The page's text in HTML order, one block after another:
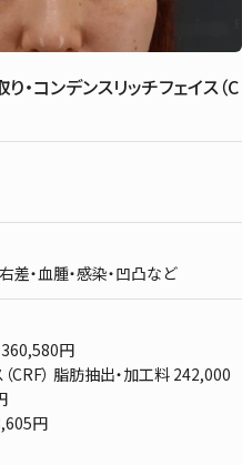
・コンデンスリッチフェイス（C
差・血腫・感染・凹凸など
360,580円
CRF） 脂肪抽出・加工料 242,000
円